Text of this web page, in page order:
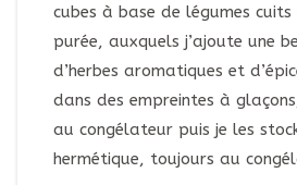
cubes à base de légumes
purée, auxquels j’ajoute une
d’herbes aromatiques et
dans des empreintes à
au congélateur puis je les
hermétique, toujours au